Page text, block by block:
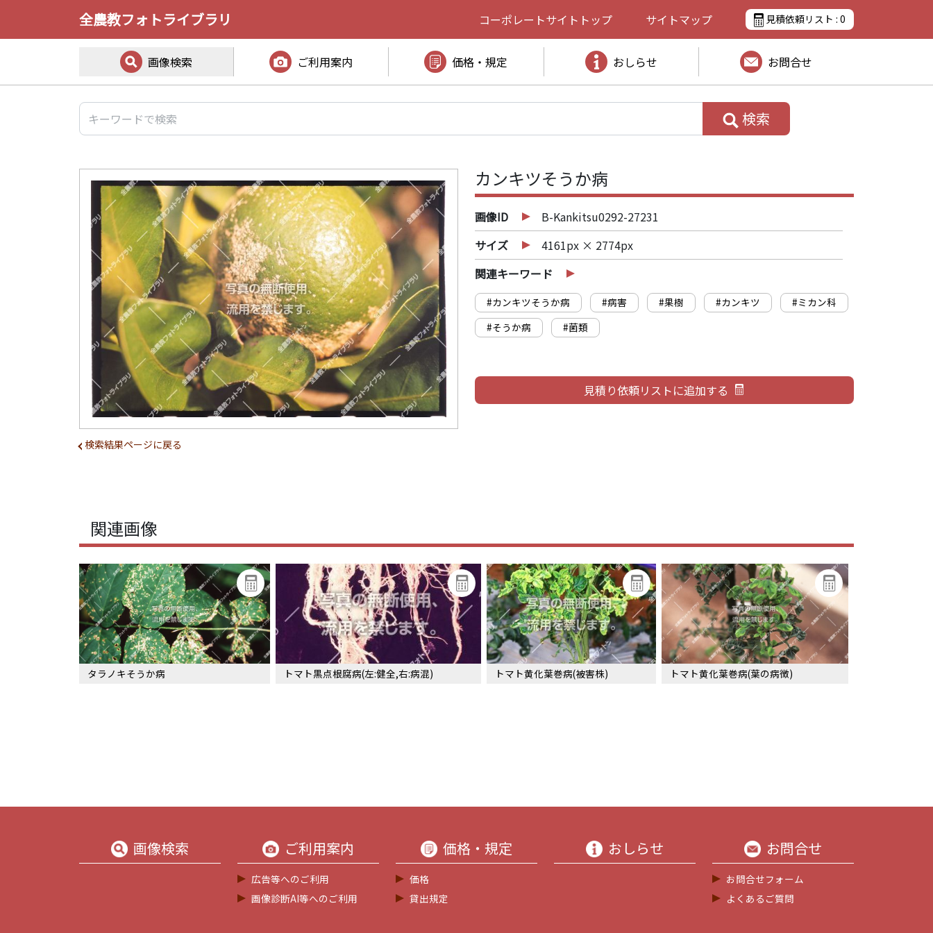
全農教フォトライブラリ コーポレートサイト トップ サイトマップ 見積依頼リスト : 0
画像検索 ご利用案内 価格・規定 おしらせ お問合せ
検索
検索結果ページに戻る
カンキツそうか病
画像ID
B-Kankitsu0292-27231
サイズ
4161px × 2774px
関連キーワード
#カンキツそうか病 #病害 #果樹 #カンキツ
#ミカン科
#そうか病
#菌類
関連画像
タラノキそうか病 トマト黒点根腐病(左:健全,右:病混) トマト黄化葉巻病(被害株) トマト黄化葉巻病(葉の病徴)
画像検索 ご利用案内
広告等へのご利用
画像診断AI等へのご利用
価格・規定
価格
貸出規定
おしらせ お問合せ
お問合せフォーム
よくあるご質問